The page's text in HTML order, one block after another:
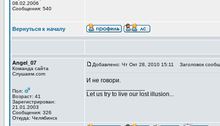
08.02.2006
Сообщения: 540
Вернуться к началу
Angel_07
Команда сайта
Слушаем.com
Пол:
Возраст: 41
Зарегистрирован:
21.01.2003
Сообщения: 326
Откуда: Челябинск
Добавлено: Чт Окт 28, 2010 15:11 Заголовок
И не говори.
Let us try to live our lost illusion...